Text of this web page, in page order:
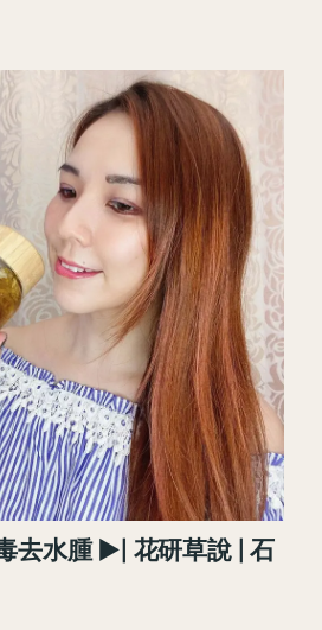
去水腫 ►| 花研草說 | 石